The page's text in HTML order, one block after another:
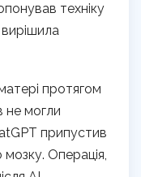
техніку
протягом
не могли
припустив
Операція,